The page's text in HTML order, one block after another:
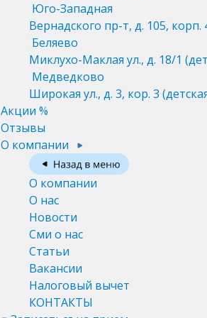
Юго-Западная
Вернадского пр-т, д. 105, корп.
Беляево
Миклухо-Маклая ул., д. 18/1
Медведково
Широкая ул., д. 3, кор. 3
Акции %
Отзывы
О компании
О компании
О нас
Новости
Сми о нас
Статьи
Вакансии
Налоговый вычет
КОНТАКТЫ